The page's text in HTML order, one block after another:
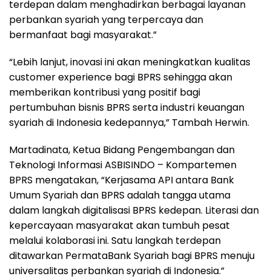
terdepan dalam menghadirkan berbagai layanan
perbankan syariah yang terpercaya dan
bermanfaat bagi masyarakat.”
“Lebih lanjut, inovasi ini akan meningkatkan kualitas
customer experience bagi BPRS sehingga akan
memberikan kontribusi yang positif bagi
pertumbuhan bisnis BPRS serta industri keuangan
syariah di Indonesia kedepannya,” Tambah Herwin.
Martadinata, Ketua Bidang Pengembangan dan
Teknologi Informasi ASBISINDO – Kompartemen
BPRS mengatakan, “Kerjasama API antara Bank
Umum Syariah dan BPRS adalah tangga utama
dalam langkah digitalisasi BPRS kedepan. Literasi dan
kepercayaan masyarakat akan tumbuh pesat
melalui kolaborasi ini. Satu langkah terdepan
ditawarkan PermataBank Syariah bagi BPRS menuju
universalitas perbankan syariah di Indonesia.”